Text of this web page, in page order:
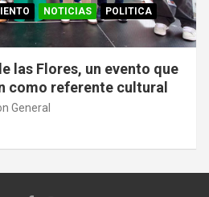
NOTICIAS
POLITICA
las Flores, un evento que
como referente cultural
General